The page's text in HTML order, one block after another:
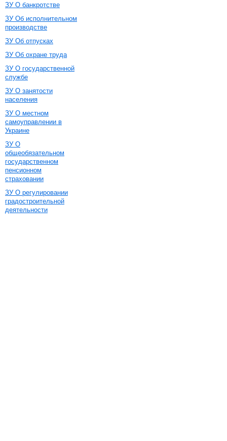
ЗУ О банкротстве
ЗУ Об исполнительном
производстве
ЗУ Об отпусках
ЗУ Об охране труда
ЗУ О государственной
службе
ЗУ О занятости
населения
ЗУ О местном
самоуправлении в
Украине
ЗУ О
общеобязательном
государственном
пенсионном
страховании
ЗУ О регулировании
градостроительной
деятельности